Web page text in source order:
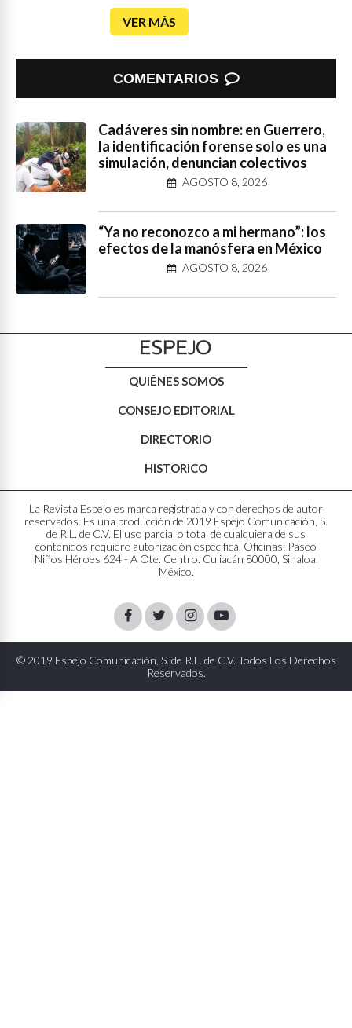
VER MÁS
COMENTARIOS
Cadáveres sin nombre: en Guerrero,
la identificación forense solo es una
simulación, denuncian colectivos
AGOSTO 8, 2026
“Ya no reconozco a mi hermano”: los
efectos de la manósfera en México
AGOSTO 8, 2026
QUIÉNES SOMOS
CONSEJO EDITORIAL
DIRECTORIO
HISTORICO
La Revista Espejo es marca registrada y con derechos de autor
reservados. Es una producción de 2019 Espejo Comunicación, S.
de R.L. de C.V. El uso parcial o total de cualquiera de sus
contenidos requiere autorización específica. Oficinas: Paseo
Niños Héroes 624 - A Ote. Centro. Culiacán 80000, Sinaloa,
México.
FacebookTwitterInstagram
Youtube
© 2019 Espejo Comunicación, S. de R.L. de C.V. Todos Los Derechos
Reservados.